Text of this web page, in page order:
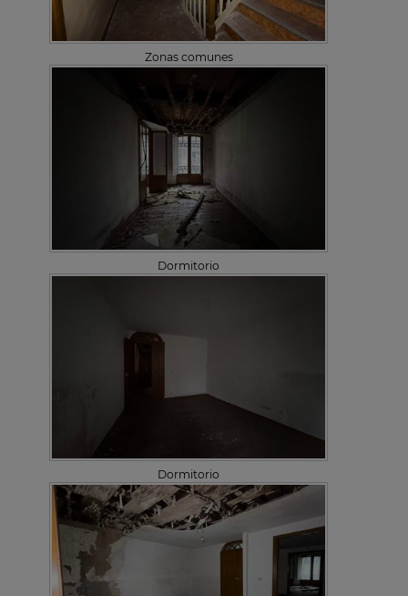
Zonas comunes
Dormitorio
Dormitorio